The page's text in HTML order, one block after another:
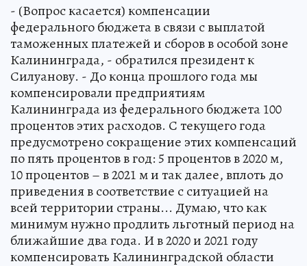
- (Вопрос касается) компенсации
федерального бюджета в связи с выплатой
таможенных платежей и сборов в особой зоне
Калининграда, - обратился президент к
Силуанову. - До конца прошлого года мы
компенсировали предприятиям
Калининграда из федерального бюджета 100
процентов этих расходов. С текущего года
предусмотрено сокращение этих компенсаций
по пять процентов в год: 5 процентов в 2020 м,
10 процентов – в 2021 м и так далее, вплоть до
приведения в соответствие с ситуацией на
всей территории страны... Думаю, что как
минимум нужно продлить льготный период на
ближайшие два года. И в 2020 и 2021 году
компенсировать Калининградской области